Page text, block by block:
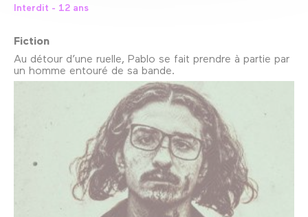
Interdit - 12 ans
Fiction
Au détour d’une ruelle, Pablo se fait prendre à partie par
un homme entouré de sa bande.